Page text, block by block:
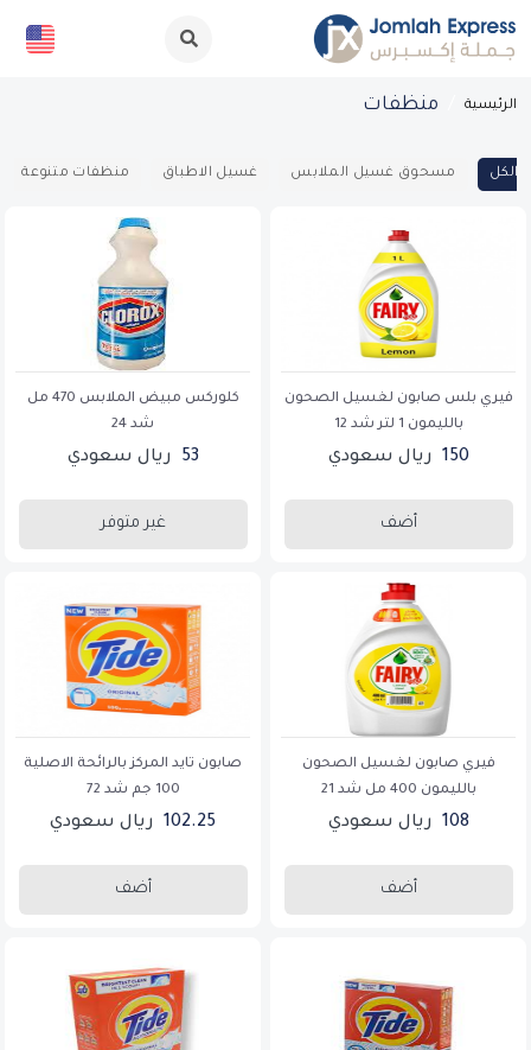
الرئيسية منظفات
الكل مسحوق غسيل الملابس غسيل الاطباق منظفات متنوعة
فيري بلس صابون لغسيل الصحون
بالليمون 1 لتر شد 12
150 ريال سعودي
أضف
كلوركس مبيض الملابس 470 مل
شد 24
53 ريال سعودي
غير متوفر
فيري صابون لغسيل الصحون
بالليمون 400 مل شد 21
108 ريال سعودي
أضف
صابون تايد المركز بالرائحة الاصلية
100 جم شد 72
102.25 ريال سعودي
أضف